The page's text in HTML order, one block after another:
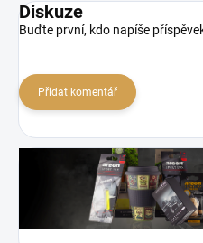
Diskuze
Buďte první, kdo napíše
Přidat komentář